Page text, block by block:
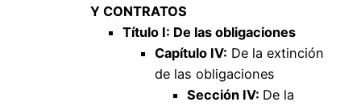
Y CONTRATOS
Título I: De las obligaciones
Capítulo IV: De la extinción
de las obligaciones
Sección IV: De la